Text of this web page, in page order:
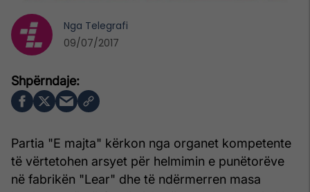
Partia "E majta" kërkon nga organet kompetente
të vërtetohen arsyet për helmimin e punëtorëve
në fabrikën "Lear" dhe të ndërmerren masa
Nga Telegrafi
09/07/2017